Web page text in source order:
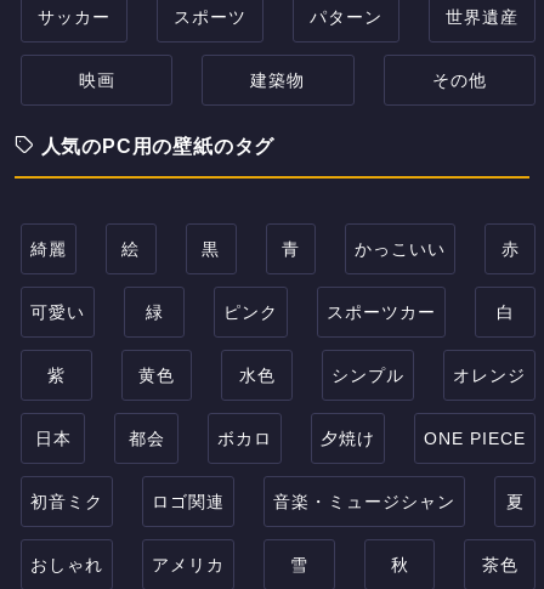
サッカー スポーツ パターン 世界遺産
映画 建築物 その他
人気のPC用の壁紙のタグ
綺麗 絵 黒 青 かっこいい 赤
可愛い 緑 ピンク スポーツカー 白
紫 黄色 水色 シンプル オレンジ
日本 都会 ボカロ 夕焼け ONE PIECE
初音ミク ロゴ関連 音楽・ミュージシャン 夏
おしゃれ アメリカ 雪 秋 茶色